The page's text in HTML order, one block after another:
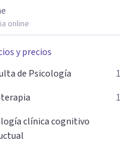
online
y precios
de Psicología
clínica cognitivo